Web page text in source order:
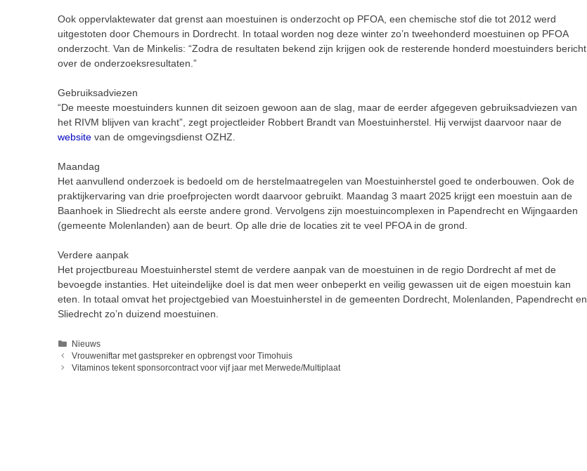
Ook oppervlaktewater dat grenst aan moestuinen is onderzocht op PFOA, een chemische stof die tot 2012 werd
uitgestoten door Chemours in Dordrecht. In totaal worden nog deze winter zo’n tweehonderd moestuinen op PFOA
onderzocht. Van de Minkelis: “Zodra de resultaten bekend zijn krijgen ook de resterende honderd moestuinders bericht
over de onderzoeksresultaten.”
Gebruiksadviezen
“De meeste moestuinders kunnen dit seizoen gewoon aan de slag, maar de eerder afgegeven gebruiksadviezen van
het RIVM blijven van kracht”, zegt projectleider Robbert Brandt van Moestuinherstel. Hij verwijst daarvoor naar de
website van de omgevingsdienst OZHZ.
Maandag
Het aanvullend onderzoek is bedoeld om de herstelmaatregelen van Moestuinherstel goed te onderbouwen. Ook de
praktijkervaring van drie proefprojecten wordt daarvoor gebruikt. Maandag 3 maart 2025 krijgt een moestuin aan de
Baanhoek in Sliedrecht als eerste andere grond. Vervolgens zijn moestuincomplexen in Papendrecht en Wijngaarden
(gemeente Molenlanden) aan de beurt. Op alle drie de locaties zit te veel PFOA in de grond.
Verdere aanpak
Het projectbureau Moestuinherstel stemt de verdere aanpak van de moestuinen in de regio Dordrecht af met de
bevoegde instanties. Het uiteindelijke doel is dat men weer onbeperkt en veilig gewassen uit de eigen moestuin kan
eten. In totaal omvat het projectgebied van Moestuinherstel in de gemeenten Dordrecht, Molenlanden, Papendrecht en
Sliedrecht zo’n duizend moestuinen.
Categorieën
Nieuws
Vrouweniftar met gastspreker en opbrengst voor Timohuis
Vitaminos tekent sponsorcontract voor vijf jaar met Merwede/Multiplaat